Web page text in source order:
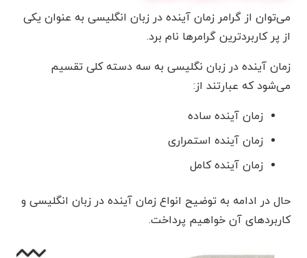
می‌توان از گرامر زمان آینده در زبان انگلیسی به عنوان یکی
از پر کاربردترین گرامرها نام برد.
زمان آینده در زبان نگلیسی به سه دسته کلی تقسیم
می‌شود که عبارتند از:
زمان آینده ساده
زمان آینده استمراری
زمان آینده کامل
حال در ادامه به توضیح انواع زمان آینده در زبان انگلیسی و
کاربردهای آن خواهیم پرداخت.